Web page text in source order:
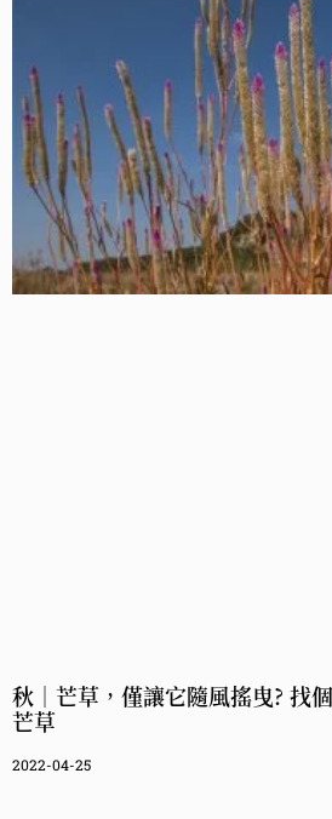
秋｜芒草，僅讓它隨風搖曳?
芒草
2022-04-25